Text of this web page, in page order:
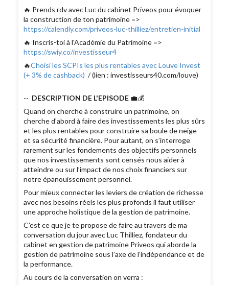
🔥 Prends rdv avec Luc du cabinet Priveos pour évoquer
la construction de ton patrimoine =>
https://calendly.com/priveos-luc-thilliez/entretien-initial
🔥 Inscris-toi à l'Académie du Patrimoine =>
https://swiy.co/investisseur4
🔥Choisi les SCPIs les plus rentables avec Louve Invest
(+ 3% de cashback) / (lien : investisseurs40.com/louve)
-- DESCRIPTION DE L'EPISODE 💼💰
Quand on cherche à construire un patrimoine, on
cherche d’abord à faire des investissements les plus sûrs
et les plus rentables pour construire sa boule de neige
et sa sécurité financière. Pour autant, on s’interroge
rarement sur les fondements des objectifs personnels
que nos investissements sont censés nous aider à
atteindre ou sur l’impact de nos choix financiers sur
notre épanouissement personnel.
Pour mieux connecter les leviers de création de richesse
avec nos besoins réels les plus profonds il faut utiliser
une approche holistique de la gestion de patrimoine.
C’est ce que je te propose de faire au travers de ma
conversation du jour avec Luc Thilliez, fondateur du
cabinet en gestion de patrimoine Priveos qui aborde la
gestion de patrimoine sous l’axe de l’indépendance et de
la performance.
Au cours de la conversation on verra :